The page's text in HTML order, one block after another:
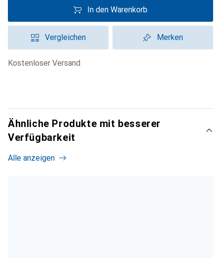
In den Warenkorb
Vergleichen Merken
kostenloser Versand
Ähnliche Produkte mit besserer
Verfügbarkeit
Alle anzeigen